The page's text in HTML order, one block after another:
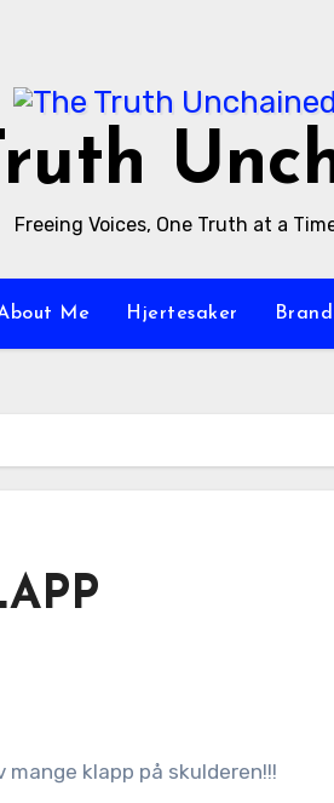
Freeing Voices, One Truth at a
Me Hjertesaker Brand
mange klapp på skulderen!!!